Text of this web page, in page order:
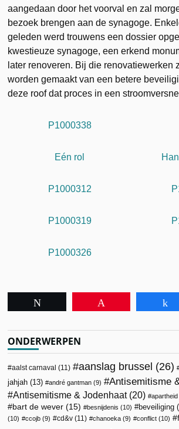
aangedaan door het voorval en zal
bezoek brengen aan de synagoge.
geleden werd trouwens een dossier
kwestieuze synagoge, een erkend
later renoveren. Bij die renovatiewerken
worden gemaakt van een betere
deze roof dat proces in een
P1000338
Eén rol
P1000312
P1000319
P1000326
ONDERWERPEN
aalst carnaval (11) aanslag brussel (26)
jahjah (13) andré gantman (9) Antisemitisme
Antisemitisme & Jodenhaat(20) apartheid
bart de wever (15) besnijdenis (10) beveiliging
(10)
ccojb (9) cd&v (11) chanoeka (9) conflict (10)